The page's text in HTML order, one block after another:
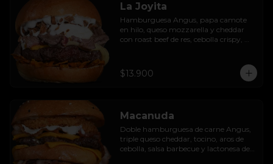
La Joyita
Hamburguesa Angus, papa camote
en hilo, queso mozzarella y cheddar
con roast beef de res, cebolla crispy,
$13.900
Macanuda
Doble hamburguesa de carne Angus,
triple queso cheddar, tocino, aros de
cebolla, salsa barbecue y lactonesa de